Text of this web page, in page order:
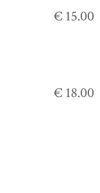
€ 15.00
€ 18.00